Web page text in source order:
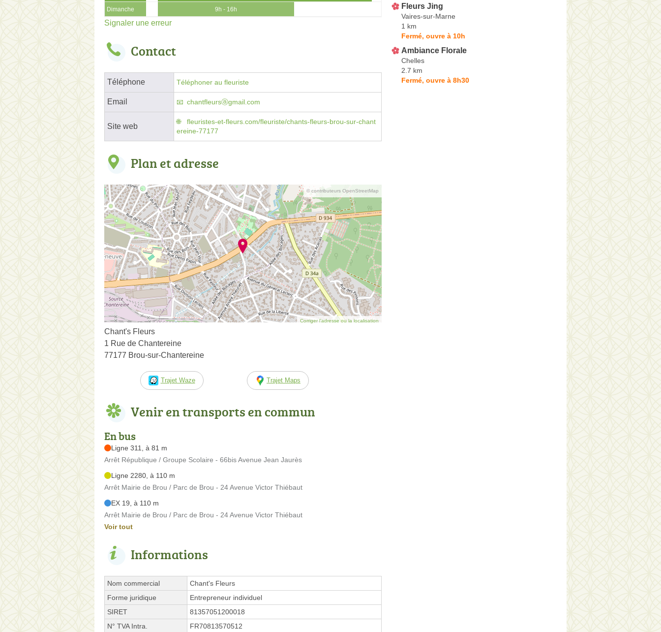
Dimanche 9h - 16h
Signaler une erreur
Contact
Téléphone Téléphoner au fleuriste
Email chantfleursⓐgmail.com
Site web
fleuristes-et-fleurs.com/fleuriste/chants-fleurs-brou-sur-chant
ereine-77177
Plan et adresse
© contributeurs OpenStreetMap
Corriger l’adresse ou la localisation
Chant's Fleurs
1 Rue de Chantereine
77177 Brou-sur-Chantereine
Trajet Waze Trajet Maps
Venir en transports en commun
En bus
Ligne 311, à 81 m
Arrêt République / Groupe Scolaire - 66bis Avenue Jean Jaurès
Ligne 2280, à 110 m
Arrêt Mairie de Brou / Parc de Brou - 24 Avenue Victor Thiébaut
EX 19, à 110 m
Arrêt Mairie de Brou / Parc de Brou - 24 Avenue Victor Thiébaut
Voir tout
Informations
Nom commercial
Chant's Fleurs
Forme juridique
Entrepreneur individuel
SIRET
81357051200018
N° TVA Intra.
FR70813570512
Fleurs Jing
Vaires-sur-Marne
1 km
Fermé, ouvre à 10h
Ambiance Florale
Chelles
2.7 km
Fermé, ouvre à 8h30